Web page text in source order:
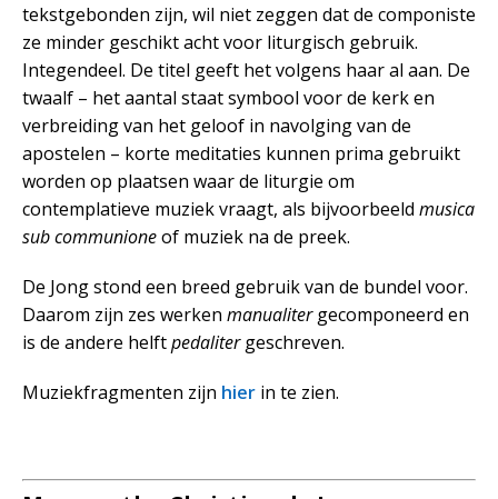
tekstgebonden zijn, wil niet zeggen dat de componiste
ze minder geschikt acht voor liturgisch gebruik.
Integendeel. De titel geeft het volgens haar al aan. De
twaalf – het aantal staat symbool voor de kerk en
verbreiding van het geloof in navolging van de
apostelen – korte meditaties kunnen prima gebruikt
worden op plaatsen waar de liturgie om
contemplatieve muziek vraagt, als bijvoorbeeld musica
sub communioneof muziek na de preek.
De Jong stond een breed gebruik van de bundel voor.
Daarom zijn zes werken manualitergecomponeerd en
is de andere helftpedalitergeschreven.
Muziekfragmenten zijn hier in te zien.